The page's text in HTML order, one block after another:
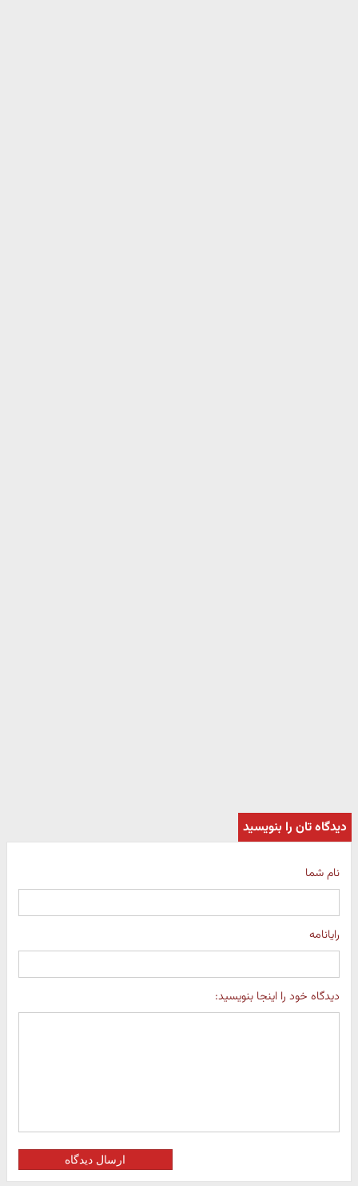
دیدگاه تان را بنویسید
نام شما
رایانامه
دیدگاه خود را اینجا بنویسید:
ارسال دیدگاه